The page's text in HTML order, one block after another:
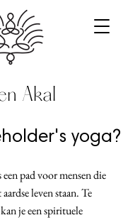
Akal
yoga?
pad voor mensen die
leven staan. Te
je een spirituele